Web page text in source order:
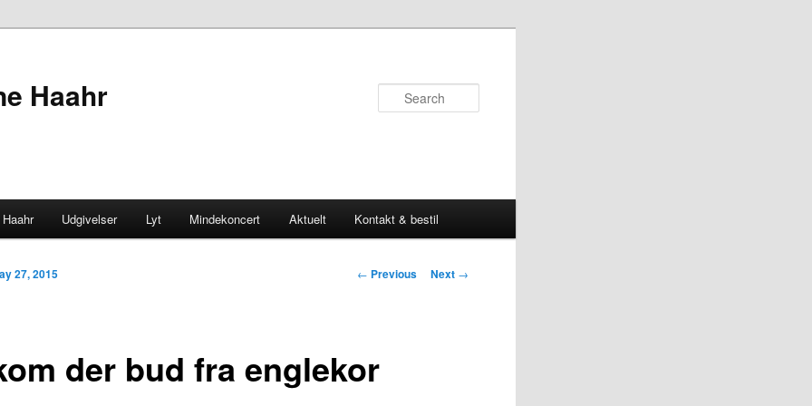
Haahr
Udgivelser Lyt Mindekoncert Aktuelt Kontakt & bestil
Post
← Previous Next →
der bud fra englekor
27, 2015